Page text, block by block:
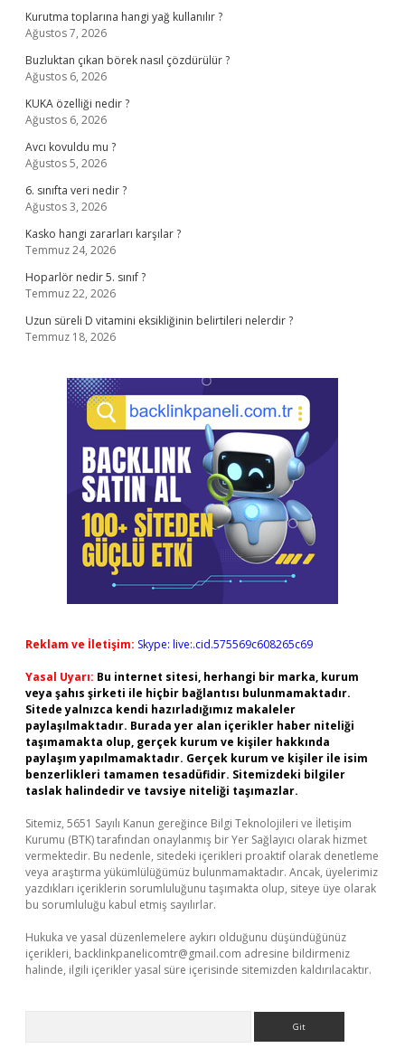
Kurutma toplarına hangi yağ kullanılır ?
Ağustos 7, 2026
Buzluktan çıkan börek nasıl çözdürülür ?
Ağustos 6, 2026
KUKA özelliği nedir ?
Ağustos 6, 2026
Avcı kovuldu mu ?
Ağustos 5, 2026
6. sınıfta veri nedir ?
Ağustos 3, 2026
Kasko hangi zararları karşılar ?
Temmuz 24, 2026
Hoparlör nedir 5. sınıf ?
Temmuz 22, 2026
Uzun süreli D vitamini eksikliğinin belirtileri nelerdir ?
Temmuz 18, 2026
Reklam ve İletişim: Skype: live:.cid.575569c608265c69
Yasal Uyarı: Bu internet sitesi, herhangi bir marka, kurum
veya şahıs şirketi ile hiçbir bağlantısı bulunmamaktadır.
Sitede yalnızca kendi hazırladığımız makaleler
paylaşılmaktadır. Burada yer alan içerikler haber niteliği
taşımamakta olup, gerçek kurum ve kişiler hakkında
paylaşım yapılmamaktadır. Gerçek kurum ve kişiler ile isim
benzerlikleri tamamen tesadüfidir. Sitemizdeki bilgiler
taslak halindedir ve tavsiye niteliği taşımazlar.
Sitemiz, 5651 Sayılı Kanun gereğince Bilgi Teknolojileri ve İletişim
Kurumu (BTK) tarafından onaylanmış bir Yer Sağlayıcı olarak hizmet
vermektedir. Bu nedenle, sitedeki içerikleri proaktif olarak denetleme
veya araştırma yükümlülüğümüz bulunmamaktadır. Ancak, üyelerimiz
yazdıkları içeriklerin sorumluluğunu taşımakta olup, siteye üye olarak
bu sorumluluğu kabul etmiş sayılırlar.
Hukuka ve yasal düzenlemelere aykırı olduğunu düşündüğünüz
içerikleri, backlinkpanelicomtr@gmail.com adresine bildirmeniz
halinde, ilgili içerikler yasal süre içerisinde sitemizden kaldırılacaktır.